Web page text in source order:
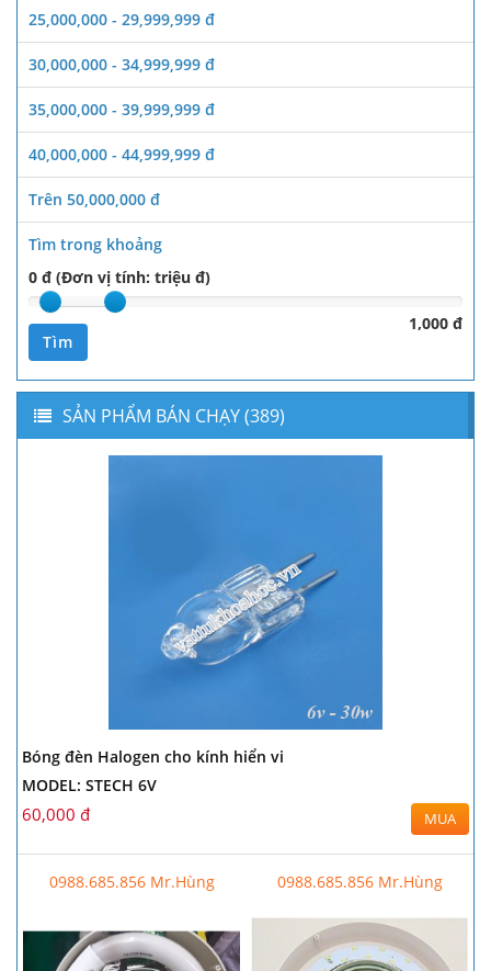
25,000,000 - 29,999,999 đ
30,000,000 - 34,999,999 đ
35,000,000 - 39,999,999 đ
40,000,000 - 44,999,999 đ
Trên 50,000,000 đ
Tìm trong khoảng
0 đ (Đơn vị tính: triệu đ)
1,000 đ
Tìm
SẢN PHẨM BÁN CHẠY (389)
Bóng đèn Halogen cho kính hiển vi
MODEL: STECH 6V
60,000 đ MUA
0988.685.856 Mr.Hùng 0988.685.856 Mr.Hùng